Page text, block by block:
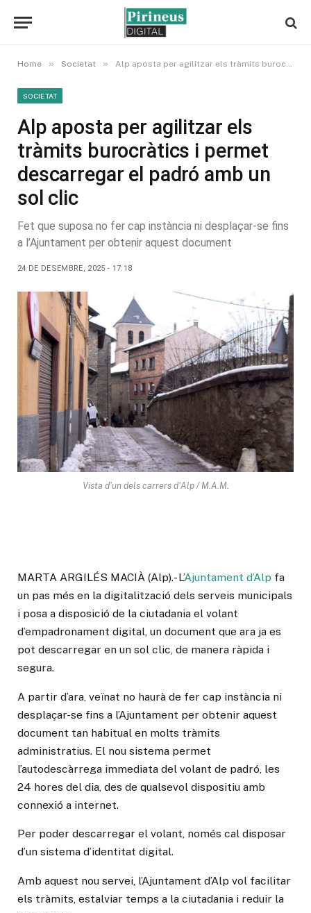
Home » Societat » Alp aposta per agilitzar els tràmits burocràtics i permet descarregar el padró amb un sol clic
SOCIETAT
Alp aposta per agilitzar els
tràmits burocràtics i permet
descarregar el padró amb un
sol clic
Fet que suposa no fer cap instància ni desplaçar-se fins
a l’Ajuntament per obtenir aquest document
24 DE DESEMBRE, 2025 - 17:18
Vista d'un dels carrers d'Alp / M.A.M.
MARTA ARGILÉS MACIÀ (Alp).- L’Ajuntament d’Alp fa
un pas més en la digitalització dels serveis municipals
i posa a disposició de la ciutadania el volant
d’empadronament digital, un document que ara ja es
pot descarregar en un sol clic, de manera ràpida i
segura.
A partir d’ara, veïnat no haurà de fer cap instància ni
desplaçar-se fins a l’Ajuntament per obtenir aquest
document tan habitual en molts tràmits
administratius. El nou sistema permet
l’autodescàrrega immediata del volant de padró, les
24 hores del dia, des de qualsevol dispositiu amb
connexió a internet.
Per poder descarregar el volant, només cal disposar
d’un sistema d’identitat digital.
Amb aquest nou servei, l’Ajuntament d’Alp vol facilitar
els tràmits, estalviar temps a la ciutadania i reduir la